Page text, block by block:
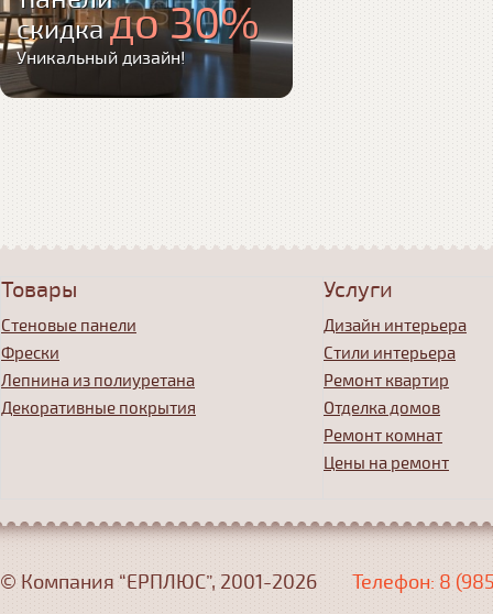
скидкадо 30%
Уникальный дизайн!
Товары
Стеновые панели
Фрески
Лепнина из полиуретана
Декоративные покрытия
Услуги
Дизайн интерьера
Стили интерьера
Ремонт квартир
Отделка домов
Ремонт комнат
Цены на ремонт
© Компания “ЕРПЛЮС”, 2001-2026 Телефон: 8